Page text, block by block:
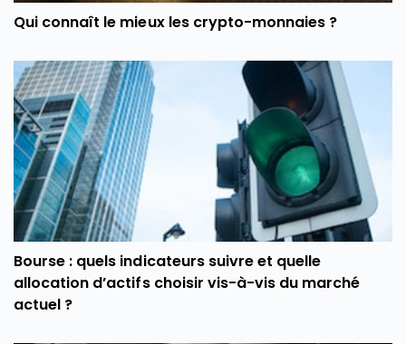
Qui connaît le mieux les crypto-monnaies ?
Bourse : quels indicateurs suivre et quelle
allocation d’actifs choisir vis-à-vis du marché
actuel ?